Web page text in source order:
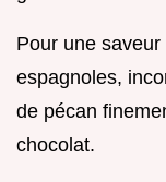
Pour une
espagnoles,
de pécan
chocolat.